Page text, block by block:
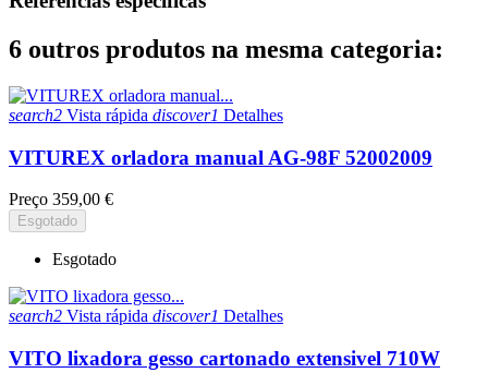
6 outros produtos na mesma categoria:
search2 Vista rápida discover1 Detalhes
VITUREX orladora manual AG-98F 52002009
Preço 359,00 €
Esgotado
Esgotado
search2 Vista rápida discover1 Detalhes
VITO lixadora gesso cartonado extensivel 710W